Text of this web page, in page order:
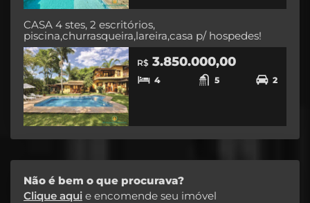
CASA 4 stes, 2 escritórios,
piscina,churrasqueira,lareira,casa p/ hospedes!
R$ 3.850.000,00
4 5 2
Não é bem o que procurava?
Clique aqui e encomende seu imóvel